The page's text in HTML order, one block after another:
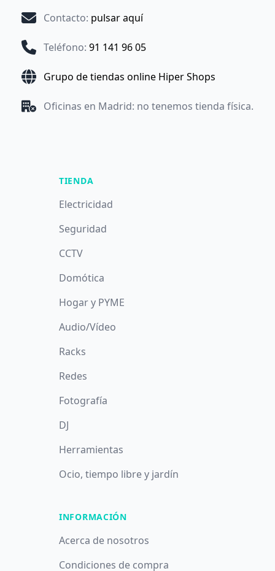
Contacto: pulsar aquí
Teléfono: 91 141 96 05
Grupo de tiendas online Hiper Shops
Oficinas en Madrid: no tenemos tienda física.
TIENDA
Electricidad
Seguridad
CCTV
Domótica
Hogar y PYME
Audio/Vídeo
Racks
Redes
Fotografía
DJ
Herramientas
Ocio, tiempo libre y jardín
INFORMACIÓN
Acerca de nosotros
Condiciones de compra